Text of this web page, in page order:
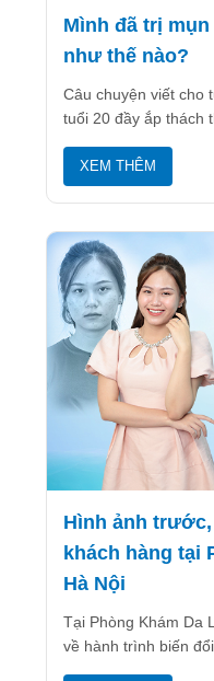
Mình đã trị
như thế nào?
Câu chuyện viết cho
tuổi 20 đầy ắp thách
XEM THÊM
Hình ảnh
khách hàng tại
Hà Nội
Tại Phòng Khám Da
về hành trình biến